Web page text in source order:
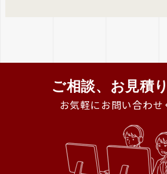
ご相談、お見積
お気軽にお問い合わせ